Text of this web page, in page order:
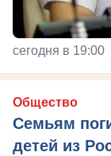
сегодня в 19:00
Общество
Семьям
детей из